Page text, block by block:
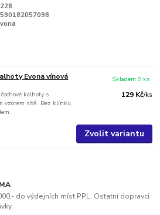
Evona vínová
kalhoty s
vzorem sítě. Bez klínku,
129 Kč/ks
Skladem 9 ks
Zvolit variantu
do výdejních míst PPL. Ostatní dopravci